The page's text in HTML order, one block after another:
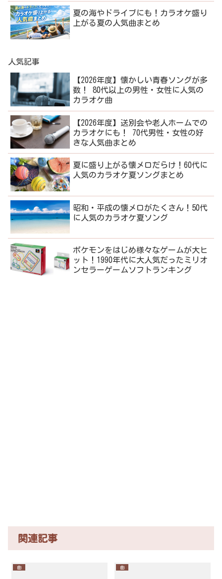
夏の海やドライブにも！カラオケ盛り
上がる夏の人気曲まとめ
人気記事
【2026年度】懐かしい青春ソングが多
数！ 80代以上の男性・女性に人気の
カラオケ曲
【2026年度】送別会や老人ホームでの
カラオケにも！ 70代男性・女性の好
きな人気曲まとめ
夏に盛り上がる懐メロだらけ！60代に
人気のカラオケ夏ソングまとめ
昭和・平成の懐メロがたくさん！50代
に人気のカラオケ夏ソング
ポケモンをはじめ様々なゲームが大ヒ
ット！1990年代に大人気だったミリオ
ンセラーゲームソフトランキング
関連記事
曲 曲